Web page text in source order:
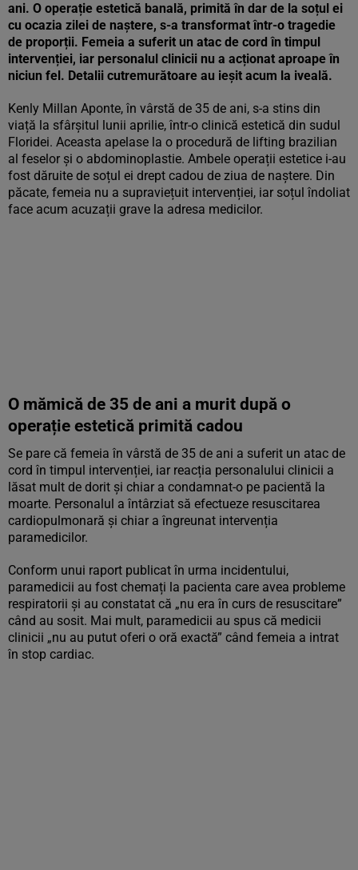
ani. O operație estetică banală, primită în dar de la soțul ei
cu ocazia zilei de naștere, s-a transformat într-o tragedie
de proporții. Femeia a suferit un atac de cord în timpul
intervenției, iar personalul clinicii nu a acționat aproape în
niciun fel. Detalii cutremurătoare au ieșit acum la iveală.
Kenly Millan Aponte, în vârstă de 35 de ani, s-a stins din
viață la sfârșitul lunii aprilie, într-o clinică estetică din sudul
Floridei. Aceasta apelase la o procedură de lifting brazilian
al feselor și o abdominoplastie. Ambele operații estetice i-au
fost dăruite de soțul ei drept cadou de ziua de naștere. Din
păcate, femeia nu a supraviețuit intervenției, iar soțul îndoliat
face acum acuzații grave la adresa medicilor.
O mămică de 35 de ani a murit după o
operație estetică primită cadou
Se pare că femeia în vârstă de 35 de ani a suferit un atac de
cord în timpul intervenției, iar reacția personalului clinicii a
lăsat mult de dorit și chiar a condamnat-o pe pacientă la
moarte. Personalul a întârziat să efectueze resuscitarea
cardiopulmonară și chiar a îngreunat intervenția
paramedicilor.
Conform unui raport publicat în urma incidentului,
paramedicii au fost chemați la pacienta care avea probleme
respiratorii și au constatat că „nu era în curs de resuscitare”
când au sosit. Mai mult, paramedicii au spus că medicii
clinicii „nu au putut oferi o oră exactă” când femeia a intrat
în stop cardiac.